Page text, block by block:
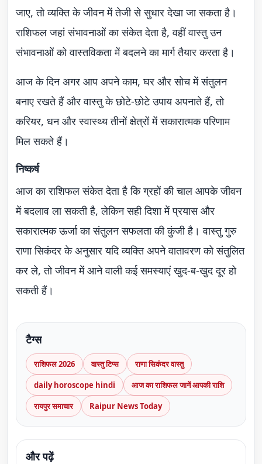
जाए, तो व्यक्ति के जीवन में तेजी से सुधार देखा जा सकता है।
राशिफल जहां संभावनाओं का संकेत देता है, वहीं वास्तु उन
संभावनाओं को वास्तविकता में बदलने का मार्ग तैयार करता है।
आज के दिन अगर आप अपने काम, घर और सोच में संतुलन
बनाए रखते हैं और वास्तु के छोटे-छोटे उपाय अपनाते हैं, तो
करियर, धन और स्वास्थ्य तीनों क्षेत्रों में सकारात्मक परिणाम
मिल सकते हैं।
निष्कर्ष
आज का राशिफल संकेत देता है कि ग्रहों की चाल आपके जीवन
में बदलाव ला सकती है, लेकिन सही दिशा में प्रयास और
सकारात्मक ऊर्जा का संतुलन सफलता की कुंजी है। वास्तु गुरु
राणा सिकंदर के अनुसार यदि व्यक्ति अपने वातावरण को संतुलित
कर ले, तो जीवन में आने वाली कई समस्याएं खुद-ब-खुद दूर हो
सकती हैं।
टैग्स
राशिफल 2026 वास्तु टिप्स
राणा सिकंदर वास्तु
daily horoscope hindi
आज का राशिफल जानें आपकी राशि
रायपुर समाचार
Raipur News Today
और पढ़ें